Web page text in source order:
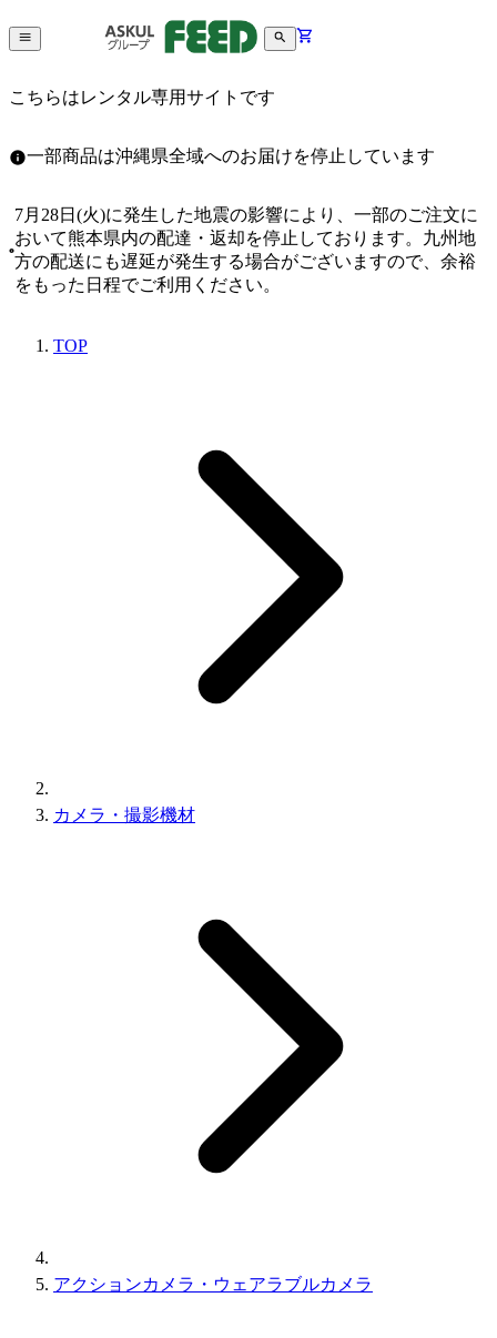
こちらはレンタル専用サイトです
一部商品は沖縄県全域へのお届けを停止しています
7月28日(火)に発生した地震の影響により、一部のご注文に
おいて熊本県内の配達・返却を停止しております。九州地
方の配送にも遅延が発生する場合がございますので、余裕
をもった日程でご利用ください。
TOP
カメラ・撮影機材
アクションカメラ・ウェアラブルカメラ